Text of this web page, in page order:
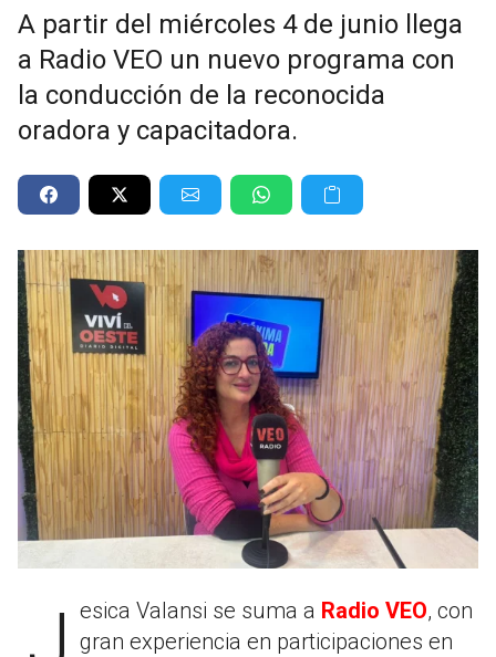
A partir del miércoles 4 de junio llega
a Radio VEO un nuevo programa con
la conducción de la reconocida
oradora y capacitadora.
Jesica Valansi se suma a Radio VEO, con
gran experiencia en participaciones en